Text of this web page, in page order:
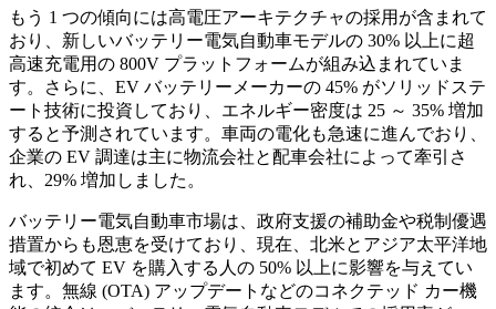
もう 1 つの傾向には高電圧アーキテクチャの採用が含まれて
おり、新しいバッテリー電気自動車モデルの 30% 以上に超
高速充電用の 800V プラットフォームが組み込まれていま
す。さらに、EV バッテリーメーカーの 45% がソリッドステ
ート技術に投資しており、エネルギー密度は 25 ～ 35% 増加
すると予測されています。車両の電化も急速に進んでおり、
企業の EV 調達は主に物流会社と配車会社によって牽引さ
れ、29% 増加しました。
バッテリー電気自動車市場は、政府支援の補助金や税制優遇
措置からも恩恵を受けており、現在、北米とアジア太平洋地
域で初めて EV を購入する人の 50% 以上に影響を与えてい
ます。無線 (OTA) アップデートなどのコネクテッド カー機